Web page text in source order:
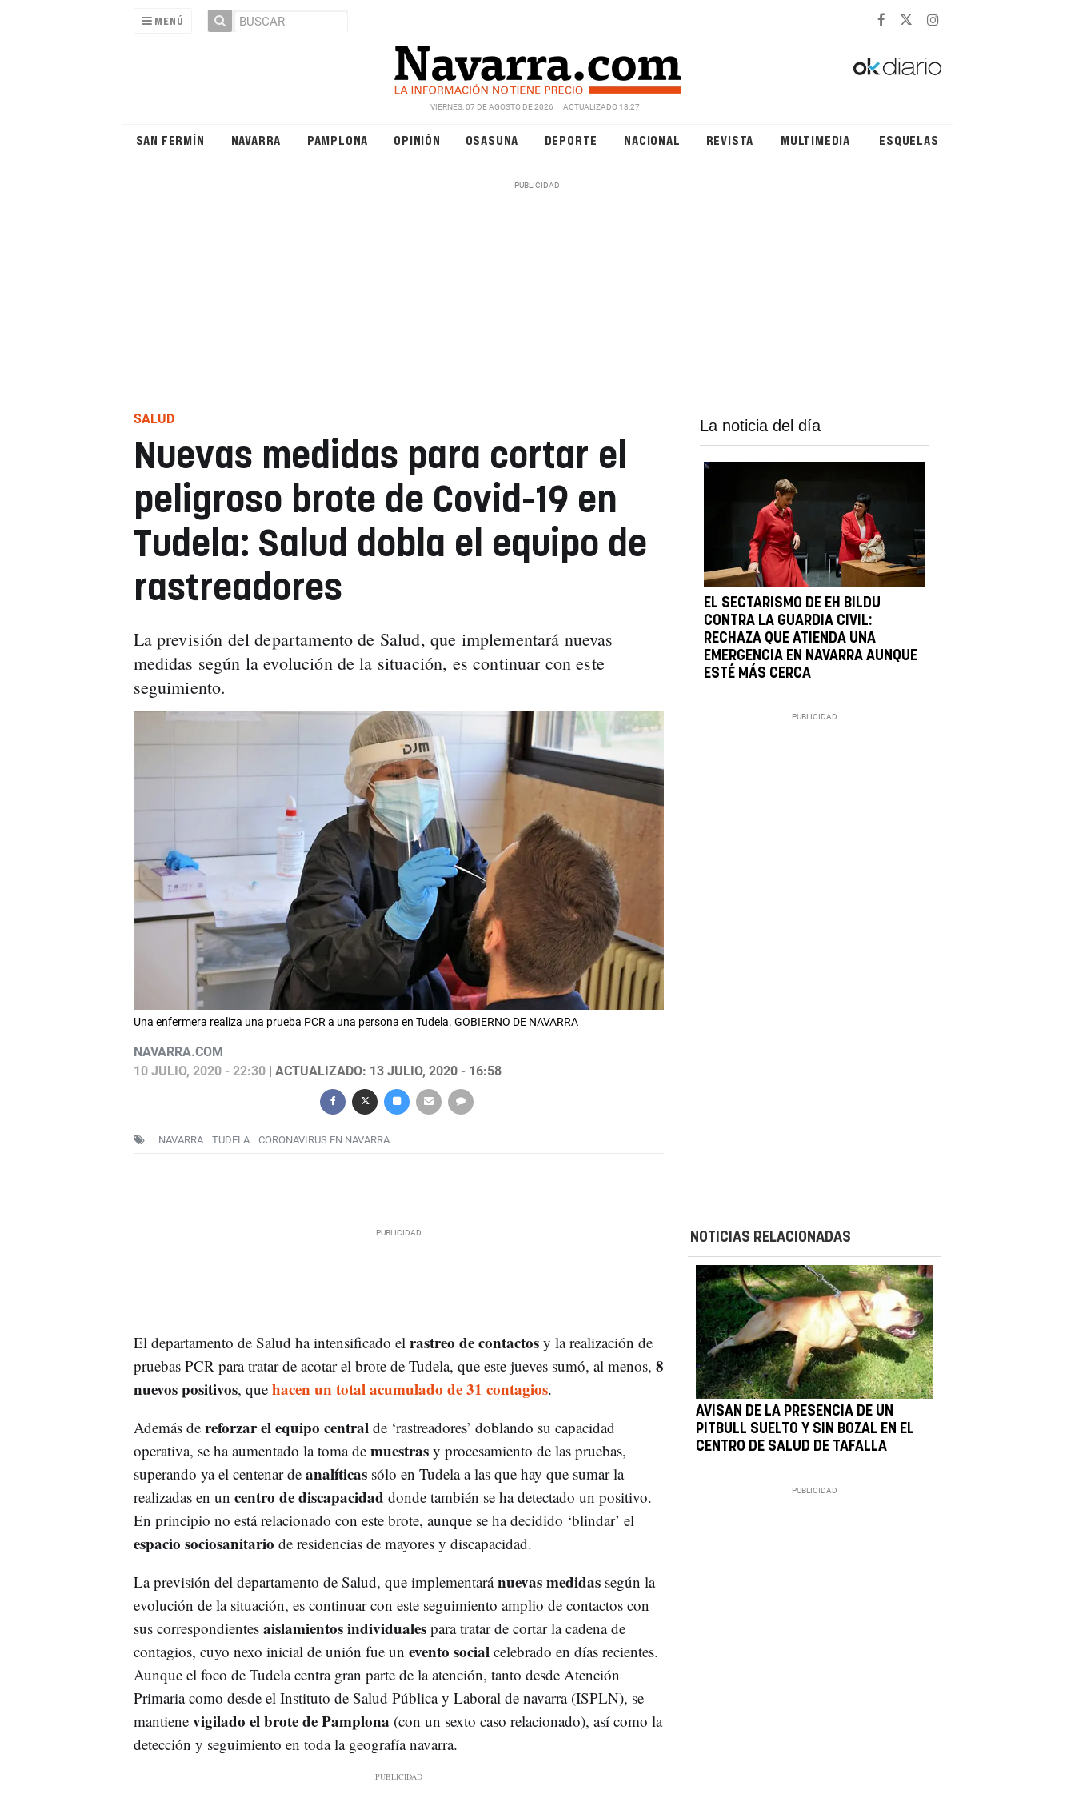
MENÚ
VIERNES, 07 DE AGOSTO DE 2026 ACTUALIZADO 18:27
SAN FERMÍN NAVARRA PAMPLONA OPINIÓN OSASUNA DEPORTE NACIONAL REVISTA MULTIMEDIA ESQUELAS
SALUD
Nuevas medidas para cortar el
peligroso brote de Covid-19 en
Tudela: Salud dobla el equipo de
rastreadores
La previsión del departamento de Salud, que implementará nuevas
medidas según la evolución de la situación, es continuar con este
seguimiento.
Una enfermera realiza una prueba PCR a una persona en Tudela. GOBIERNO DE NAVARRA
NAVARRA.COM
10 JULIO, 2020 - 22:30| ACTUALIZADO: 13 JULIO, 2020 - 16:58
NAVARRA TUDELA CORONAVIRUS EN NAVARRA
La noticia del día
EL SECTARISMO DE EH BILDU
CONTRA LA GUARDIA CIVIL:
RECHAZA QUE ATIENDA UNA
EMERGENCIA EN NAVARRA AUNQUE
ESTÉ MÁS CERCA
El departamento de Salud ha intensificado el rastreo de contactos y la realización de
pruebas PCR para tratar de acotar el brote de Tudela, que este jueves sumó, al menos, 8
nuevos positivos, que hacen un total acumulado de 31 contagios.
Además de reforzar el equipo central de ‘rastreadores’ doblando su capacidad
operativa, se ha aumentado la toma de muestras y procesamiento de las pruebas,
superando ya el centenar de analíticas sólo en Tudela a las que hay que sumar la
realizadas en un centro de discapacidad donde también se ha detectado un positivo.
En principio no está relacionado con este brote, aunque se ha decidido ‘blindar’ el
espacio sociosanitario de residencias de mayores y discapacidad.
La previsión del departamento de Salud, que implementaránuevas medidassegún la
evolución de la situación, es continuar con este seguimiento amplio de contactos con
sus correspondientes aislamientos individualespara tratar de cortar la cadena de
contagios, cuyo nexo inicial de unión fue un evento social celebrado en días recientes.
Aunque el foco de Tudela centra gran parte de la atención, tanto desde Atención
Primaria como desde el Instituto de Salud Pública y Laboral de navarra (ISPLN), se
mantienevigilado el brote de Pamplona (con un sexto caso relacionado), así como la
detección y seguimiento en toda la geografía navarra.
NOTICIAS RELACIONADAS
AVISAN DE LA PRESENCIA DE UN
PITBULL SUELTO Y SIN BOZAL EN EL
CENTRO DE SALUD DE TAFALLA